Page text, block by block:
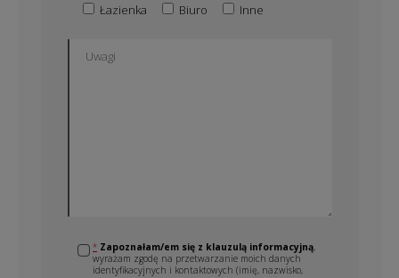
Łazienka
Biuro Inne
* Zapoznałam/em się z klauzulą informacyjną,
wyrażam zgodę na przetwarzanie moich danych
identyfikacyjnych i kontaktowych (imię, nazwisko,